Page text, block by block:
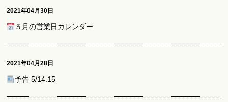
2021年04月30日
５月の営業日カレンダー
2021年04月28日
予告 5/14.15